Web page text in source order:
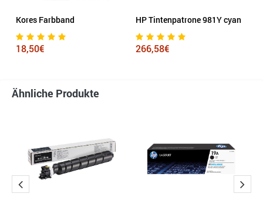
Kores Farbband
18,50€
HP Tintenpatrone 981Y cyan
266,58€
Ähnliche Produkte